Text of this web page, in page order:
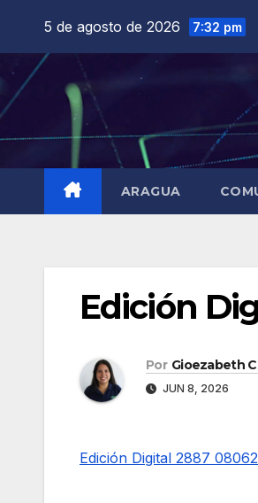
contenido
5 de agosto de 2026 7:32 pm
ARAGUA
Edición
Por Gioezabeth
JUN 8, 2026
Edición Digital 2887